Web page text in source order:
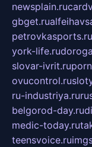
newsplain.ru
gbget.ru
petrovkasports.ru
york-life.ru
slovar-ivrit.ru
ovucontrol.ru
ru-industriya.ru
belgorod-day.ru
medic-today.ru
teensvoice.ru